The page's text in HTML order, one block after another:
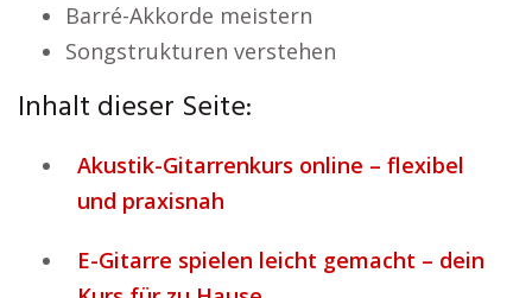
Barré-Akkorde meistern
Songstrukturen verstehen
Inhalt dieser Seite:
Akustik-Gitarrenkurs online – flexibel
und praxisnah
E-Gitarre spielen leicht gemacht – dein